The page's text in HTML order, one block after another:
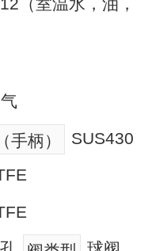
手柄） SUS430